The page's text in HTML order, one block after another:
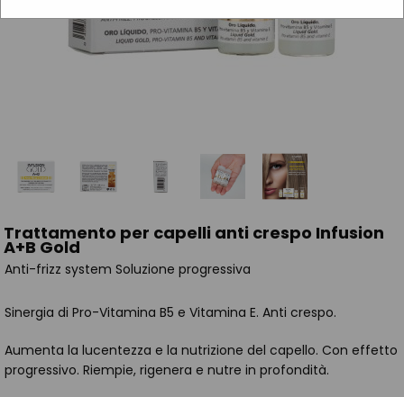
Trattamento per capelli anti crespo Infusion
A+B Gold
Anti-frizz system Soluzione progressiva
Sinergia di Pro-Vitamina B5 e Vitamina E. Anti crespo.
Aumenta la lucentezza e la nutrizione del capello. Con effetto
progressivo. Riempie, rigenera e nutre in profondità.